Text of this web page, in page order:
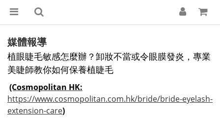
媒體報導
植眼睫毛敏感怎麼辦？卸妝不當或令眼膜發炎，專業
美睫師教你如何保養植睫毛
(Cosmopolitan HK:
https://www.cosmopolitan.com.hk/bride/bride-eyelash-
extension-care)